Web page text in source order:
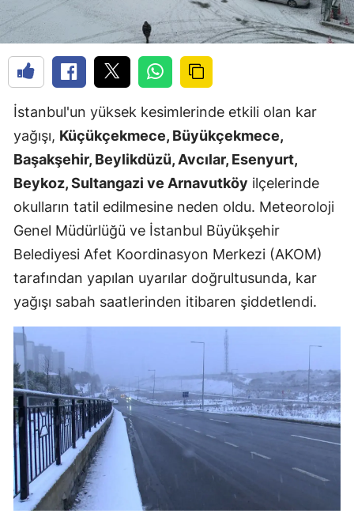
İstanbul'un yüksek kesimlerinde etkili olan kar
yağışı, Küçükçekmece, Büyükçekmece,
Başakşehir, Beylikdüzü, Avcılar, Esenyurt,
Beykoz, Sultangazi ve Arnavutköy ilçelerinde
okulların tatil edilmesine neden oldu. Meteoroloji
Genel Müdürlüğü ve İstanbul Büyükşehir
Belediyesi Afet Koordinasyon Merkezi (AKOM)
tarafından yapılan uyarılar doğrultusunda, kar
yağışı sabah saatlerinden itibaren şiddetlendi.